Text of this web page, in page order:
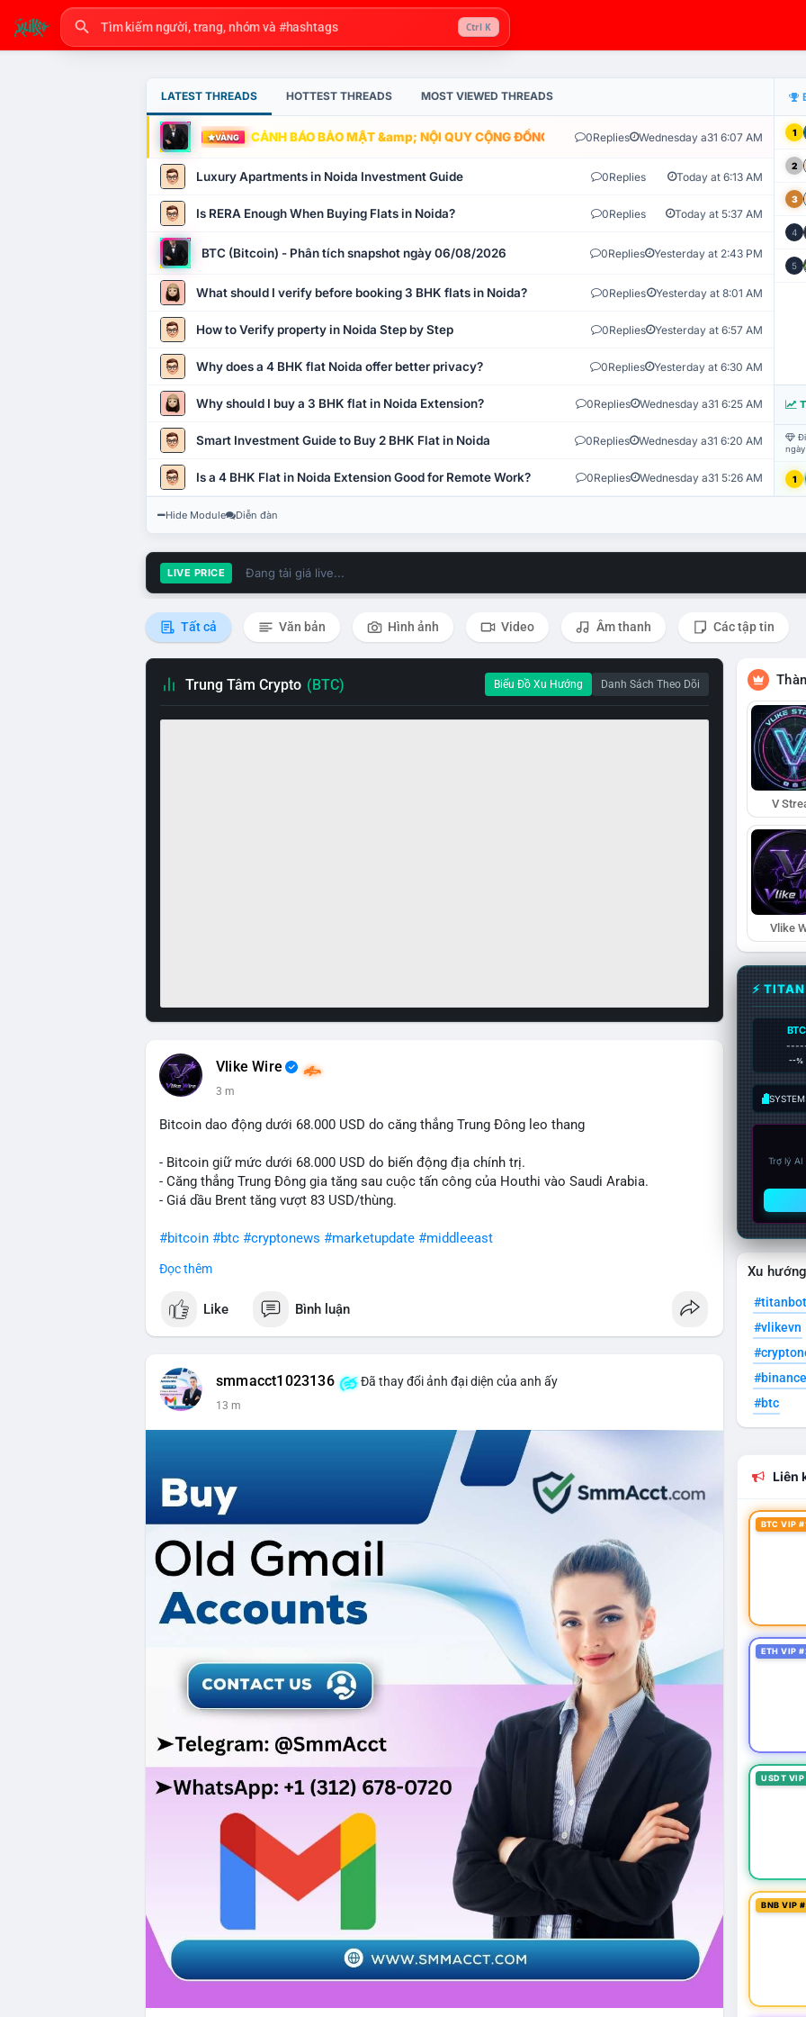
Ctrl K
LATEST THREADS HOTTEST THREADS MOST VIEWED THREADS
VÀNG CẢNH BÁO BẢO MẬT &amp; NỘI QUY CỘNG ĐỒNG VLIKE.VN: HỆ THỐNG GIÁM SÁT TỰ
0Replies Wednesday a31 6:07 AM
Luxury Apartments in Noida Investment Guide 0Replies Today at 6:13 AM
Is RERA Enough When Buying Flats in Noida? 0Replies Today at 5:37 AM
BTC (Bitcoin) - Phân tích snapshot ngày 06/08/2026 0Replies Yesterday at 2:43 PM
What should I verify before booking 3 BHK flats in Noida? 0Replies Yesterday at 8:01 AM
How to Verify property in Noida Step by Step 0Replies Yesterday at 6:57 AM
Why does a 4 BHK flat Noida offer better privacy? 0Replies Yesterday at 6:30 AM
Why should I buy a 3 BHK flat in Noida Extension? 0Replies Wednesday a31 6:25 AM
Smart Investment Guide to Buy 2 BHK Flat in Noida 0Replies Wednesday a31 6:20 AM
Is a 4 BHK Flat in Noida Extension Good for Remote Work? 0Replies Wednesday a31 5:26 AM
1
2
3
4
5
1
Hide Module Diễn đàn
LIVE PRICE Đang tải giá live...
Tất cả Văn bản Hình ảnh Video Âm thanh Các tập tin
Trung Tâm Crypto (BTC) Biểu Đồ Xu Hướng Danh Sách Theo Dõi
Vlike Wire
3 m
Bitcoin dao động dưới 68.000 USD do căng thẳng Trung Đông leo thang
- Bitcoin giữ mức dưới 68.000 USD do biến động địa chính trị.
- Căng thẳng Trung Đông gia tăng sau cuộc tấn công của Houthi vào Saudi Arabia.
- Giá dầu Brent tăng vượt 83 USD/thùng.
#bitcoin #btc #cryptonews #marketupdate #middleeast
$btc
#vlikevn #titanbot
Đọc thêm
Like Bình luận
smmacct1023136 Đã thay đổi ảnh đại diện của anh ấy
13 m
V
Vlike
⚡
BTC
--%
Trợ lý
Xu
#titanbot
#vlikevn
#btc
Liên
BTC VIP
ETH VIP
USDT
BNB VIP